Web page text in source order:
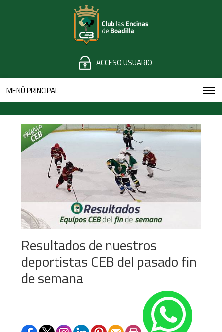
ACCESO USUARIO
MENÚ PRINCIPAL
Resultados de nuestros
deportistas CEB del pasado fin
de semana